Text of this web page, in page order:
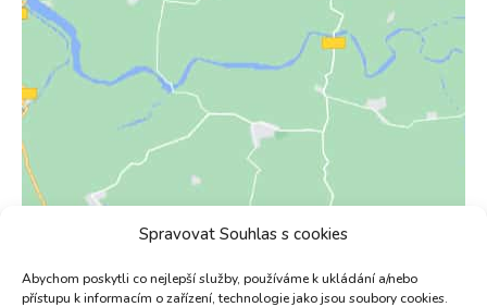
Spravovat Souhlas s cookies
Abychom poskytli co nejlepší služby, používáme k ukládání a/nebo
přístupu k informacím o zařízení, technologie jako jsou soubory cookies.